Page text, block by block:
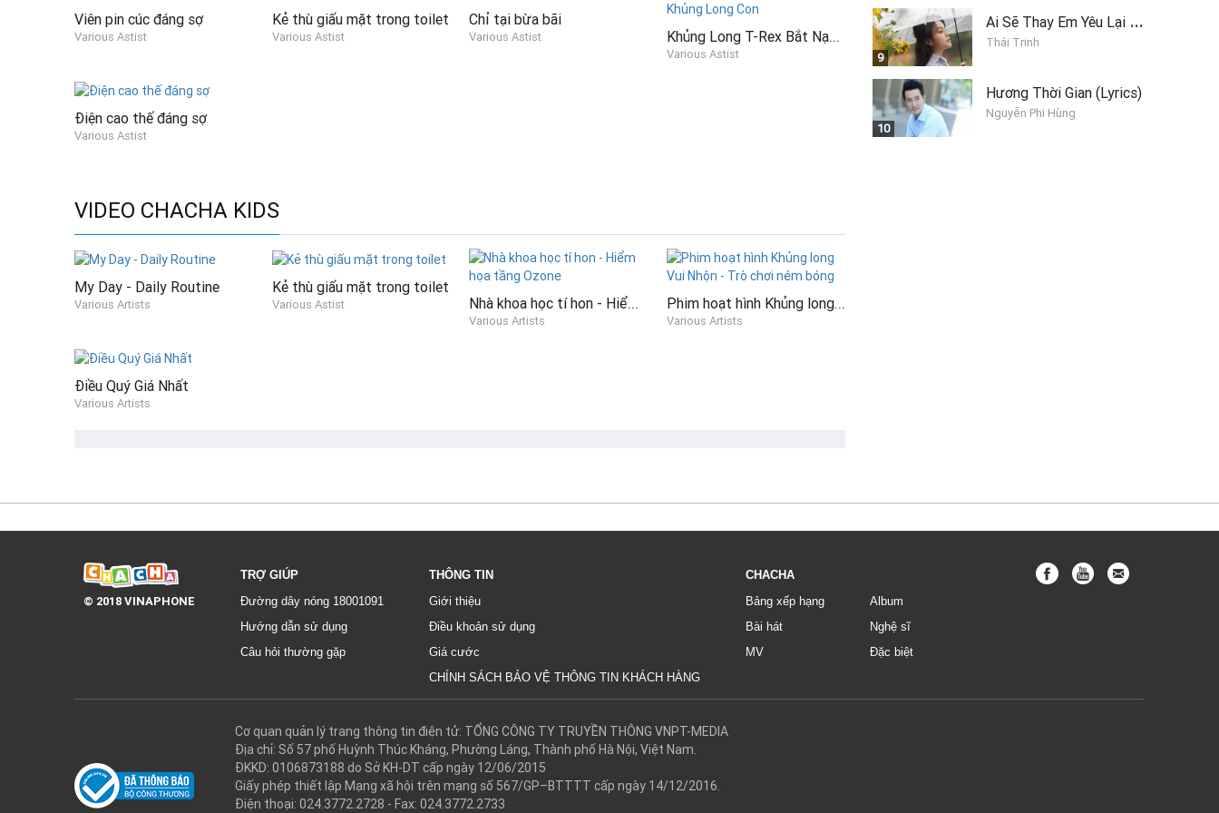
Viên pin cúc đáng sợ
Various Astist
Kẻ thù giấu mặt trong toilet
Various Astist
Chỉ tại bừa bãi
Various Astist Khủng Long T-Rex Bắt Nạt Khủng Long Con
Various Astist
Điện cao thế đáng sợ
Various Astist
VIDEO CHACHA KIDS
My Day - Daily Routine
Various Artists
Kẻ thù giấu mặt trong toilet
Various Astist Nhà khoa học tí hon - Hiểm họa tầng Ozone
Various Artists
Phim hoạt hình Khủng long Vui Nhộn - Trò chơi ném bóng
Various Artists
Điều Quý Giá Nhất
Various Artists
9
A
i Sẽ Thay Em Yêu Lại Anh
Thái Trinh
10
Hương Thời Gian (Lyrics)
Nguyễn Phi Hùng
© 2018 VINAPHONE
TRỢ GIÚP
Đường dây nóng 18001091
Hướng dẫn sử dụng
Câu hỏi thường gặp
THÔNG TIN
Giới thiệu
Điều khoản sử dụng
Giá cước
CHÍNH SÁCH BẢO VỆ THÔNG TIN KHÁCH HÀNG
CHACHA
Bảng xếp hạng
Bài hát
MV
Album
Nghệ sĩ
Đặc biệt
Cơ quan quản lý trang thông tin điện tử: TỔNG CÔNG TY TRUYỀN THÔNG VNPT-MEDIA
Địa chỉ: Số 57 phố Huỳnh Thúc Kháng, Phường Láng, Thành phố Hà Nội, Việt Nam.
ĐKKD: 0106873188 do Sở KH-DT cấp ngày 12/06/2015
Giấy phép thiết lập Mạng xã hội trên mạng số 567/GP–BTTTT cấp ngày 14/12/2016.
Điện thoại: 024.3772.2728 - Fax: 024.3772.2733